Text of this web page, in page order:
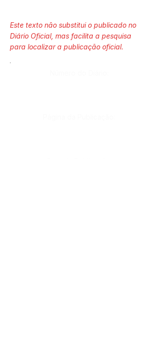
Este texto não substitui o publicado no
Diário Oficial, mas facilita a pesquisa
para localizar a publicação oficial.